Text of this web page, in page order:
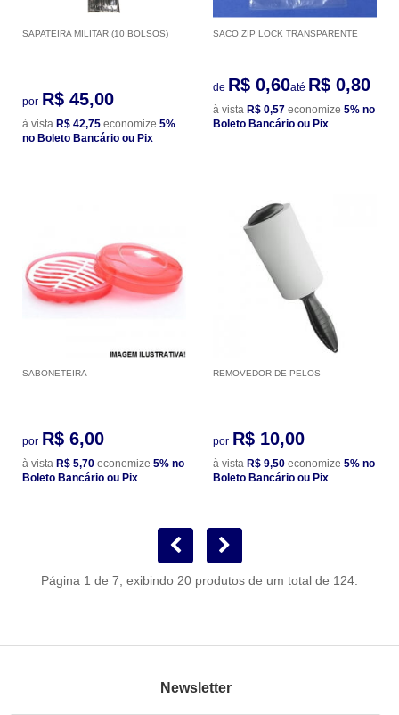
SAPATEIRA MILITAR (10 BOLSOS)
por R$ 45,00
à vista R$ 42,75 economize 5%
no Boleto Bancário ou Pix
SACO ZIP LOCK TRANSPARENTE
de R$ 0,60até R$ 0,80
à vista R$ 0,57 economize 5% no
Boleto Bancário ou Pix
SABONETEIRA
por R$ 6,00
à vista R$ 5,70 economize 5% no
Boleto Bancário ou Pix
REMOVEDOR DE PELOS
por R$ 10,00
à vista R$ 9,50 economize 5% no
Boleto Bancário ou Pix
Página 1 de 7, exibindo 20 produtos de um total de 124.
Newsletter